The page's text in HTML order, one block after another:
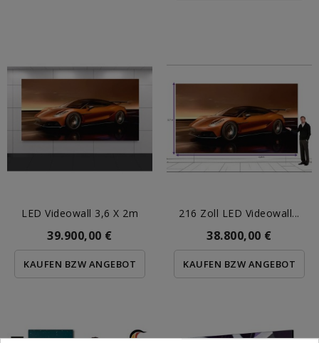
LED Videowall 3,6 X 2m
39.900,00 €
KAUFEN BZW ANGEBOT
216 Zoll LED Videowall...
38.800,00 €
KAUFEN BZW ANGEBOT